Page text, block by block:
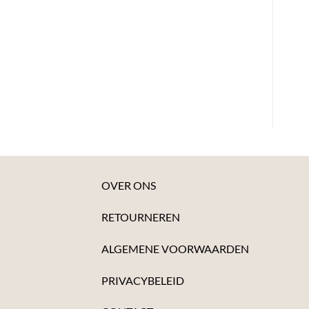
OVER ONS
RETOURNEREN
ALGEMENE VOORWAARDEN
PRIVACYBELEID